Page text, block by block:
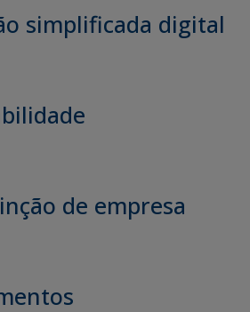
simplificada digital
de empresa